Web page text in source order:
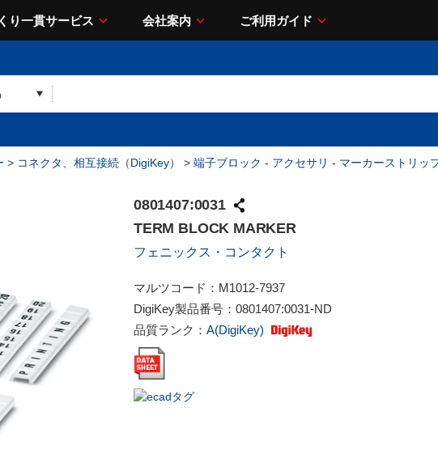
り一貫サービス 会社案内 ご利用ガイド
> コネクタ、相互接続（DigiKey） > 端子ブロック - アクセサリ - マーカーストリッ
0801407:0031
TERM BLOCK MARKER
フェニックス・コンタクト
マルツコード： M1012-7937
DigiKey製品番号： 0801407:0031-ND
品質ランク： A(DigiKey)